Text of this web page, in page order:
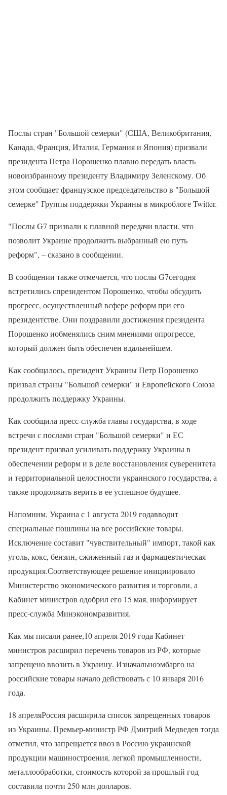
Послы стран "Большой семерки" (США, Великобритания,
Канада, Франция, Италия, Германия и Япония) призвали
президента Петра Порошенко плавно передать власть
новоизбранному президенту Владимиру Зеленскому. Об
этом сообщает французское председательство в "Большой
семерке" Группы поддержки Украины в микроблоге Twitter.
"Послы G7 призвали к плавной передачи власти, что
позволит Украине продолжить выбранный ею путь
реформ", – сказано в сообщении.
В сообщении также отмечается, что послы G7сегодня
встретились спрезидентом Порошенко, чтобы обсудить
прогресс, осуществленный всфере реформ при его
президентстве. Они поздравили достижения президента
Порошенко иобменялись сним мнениями опрогрессе,
который должен быть обеспечен вдальнейшем.
Как сообщалось, президент Украины Петр Порошенко
призвал страны "Большой семерки" и Европейского Союза
продолжить поддержку Украины.
Как сообщила пресс-служба главы государства, в ходе
встречи с послами стран "Большой семерки" и ЕС
президент призвал усиливать поддержку Украины в
обеспечении реформ и в деле восстановления суверенитета
и территориальной целостности украинского государства, а
также продолжать верить в ее успешное будущее.
Напомним, Украина с 1 августа 2019 годавводит
специальные пошлины на все российские товары.
Исключение составит "чувствительный" импорт, такой как
уголь, кокс, бензин, сжиженный газ и фармацевтическая
продукция.Соответствующее решение инициировало
Министерство экономического развития и торговли, а
Кабинет министров одобрил его 15 мая, информирует
пресс-служба Минэкономразвития.
Как мы писали ранее,10 апреля 2019 года Кабинет
министров расширил перечень товаров из РФ, которые
запрещено ввозить в Украину. Изначальноэмбарго на
российские товары начало действовать с 10 января 2016
года.
18 апреляРоссия расширила список запрещенных товаров
из Украины. Премьер-министр РФ Дмитрий Медведев тогда
отметил, что запрещается ввоз в Россию украинской
продукции машиностроения, легкой промышленности,
металлообработки, стоимость которой за прошлый год
составила почти 250 млн долларов.